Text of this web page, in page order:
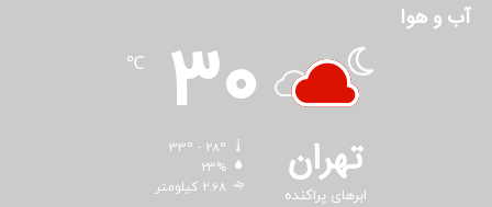
آب و هوا
تهران
ابرهای پراکنده
30
℃
23%
2.68 کیلومتر